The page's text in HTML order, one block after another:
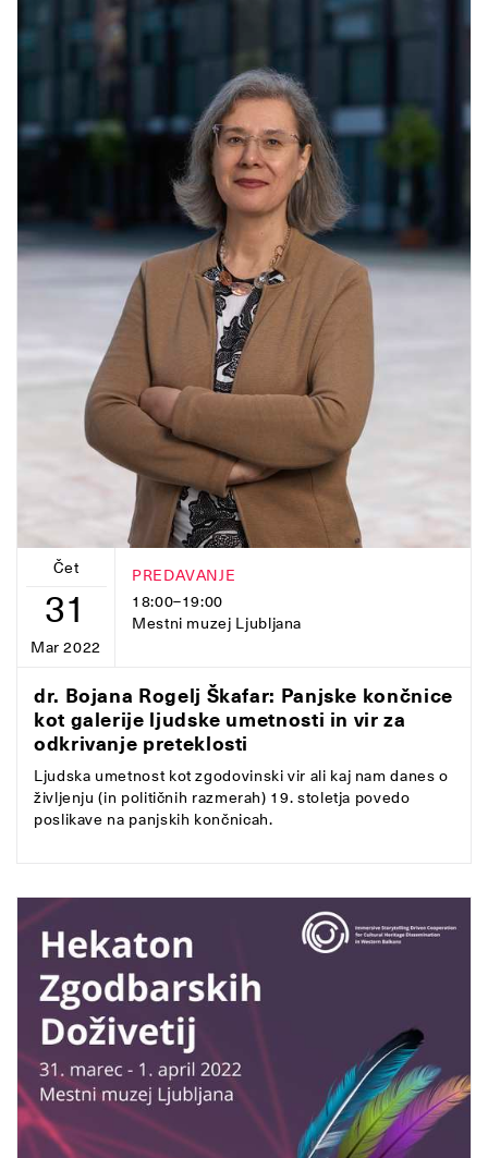
Čet
31
Mar 2022
PREDAVANJE
18:00–19:00
Mestni muzej Ljubljana
dr. Bojana Rogelj Škafar: Panjske končnice
kot galerije ljudske umetnosti in vir za
odkrivanje preteklosti
Ljudska umetnost kot zgodovinski vir ali kaj nam danes o
življenju (in političnih razmerah) 19. stoletja povedo
poslikave na panjskih končnicah.